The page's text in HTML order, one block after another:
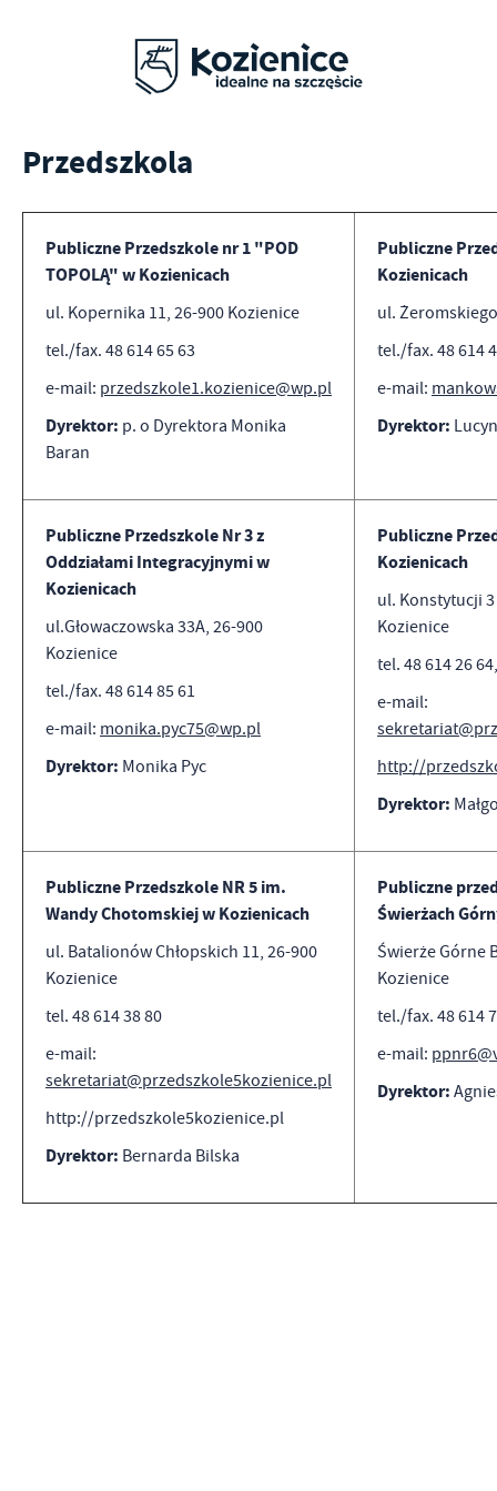
Przedszkola
Publiczne Przedszkole nr 1 "POD
TOPOLĄ" w Kozienicach
ul. Kopernika 11, 26-900 Kozienice
tel./fax. 48 614 65 63
e-mail: przedszkole1.kozienice@wp.pl
Dyrektor: p. o Dyrektora Monika
Baran
Publiczne
Kozienicach
ul.
tel./fax. 48 614
e-mail:
Dyrektor:
Publiczne Przedszkole Nr 3 z
Oddziałami Integracyjnymi w
Kozienicach
ul.Głowaczowska 33A, 26-900
Kozienice
tel./fax. 48 614 85 61
e-mail: monika.pyc75@wp.pl
Dyrektor: Monika Pyc
Publiczne
Kozienicach
ul. Konstytucji
Kozienice
tel. 48 614 26
e-mail:
http://
Dyrektor:
Publiczne Przedszkole NR 5 im.
Wandy Chotomskiej w Kozienicach
ul. Batalionów Chłopskich 11, 26-900
Kozienice
tel. 48 614 38 80
e-mail:
sekretariat@przedszkole5kozienice.pl
http://przedszkole5kozienice.pl
Dyrektor: Bernarda Bilska
Publiczne
Świerżach
Świerże Górne
Kozienice
tel./fax. 48 614
e-mail:
Dyrektor: